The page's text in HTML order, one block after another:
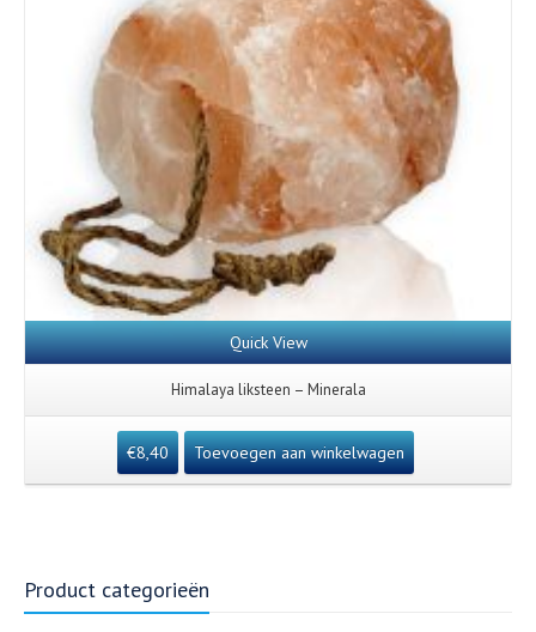
Quick View
Himalaya liksteen – Minerala
€8,40 Toevoegen aan winkelwagen
Product categorieën